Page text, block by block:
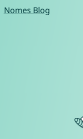
Nomes Blog